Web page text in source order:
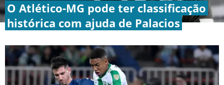
O Atlético-MG pode ter classificação
histórica com ajuda de Palacios